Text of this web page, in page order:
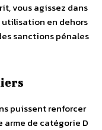
vous agissez dans
utilisation en dehors
sanctions pénales
puissent renforcer
de catégorie D